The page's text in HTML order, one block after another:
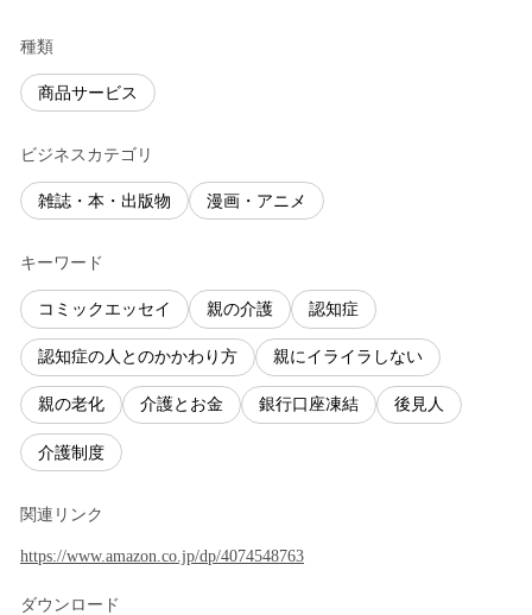
種類
商品サービス
ビジネスカテゴリ
雑誌・本・出版物 漫画・アニメ
キーワード
コミックエッセイ 親の介護 認知症
認知症の人とのかかわり方 親にイライラしない
親の老化 介護とお金 銀行口座凍結 後見人
介護制度
関連リンク
https://www.amazon.co.jp/dp/4074548763
ダウンロード